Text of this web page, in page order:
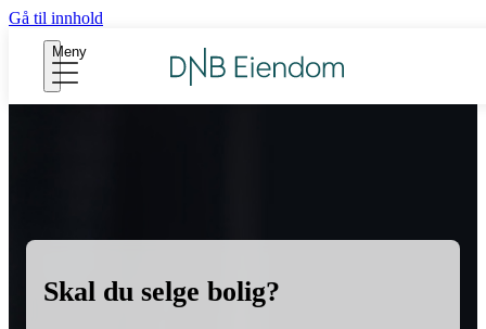
Gå til innhold
Meny
Skal du selge bolig?